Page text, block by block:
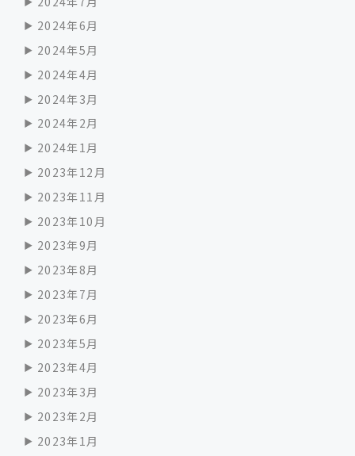
2024年6月
2024年5月
2024年4月
2024年3月
2024年2月
2024年1月
2023年12月
2023年11月
2023年10月
2023年9月
2023年8月
2023年7月
2023年6月
2023年5月
2023年4月
2023年3月
2023年2月
2023年1月